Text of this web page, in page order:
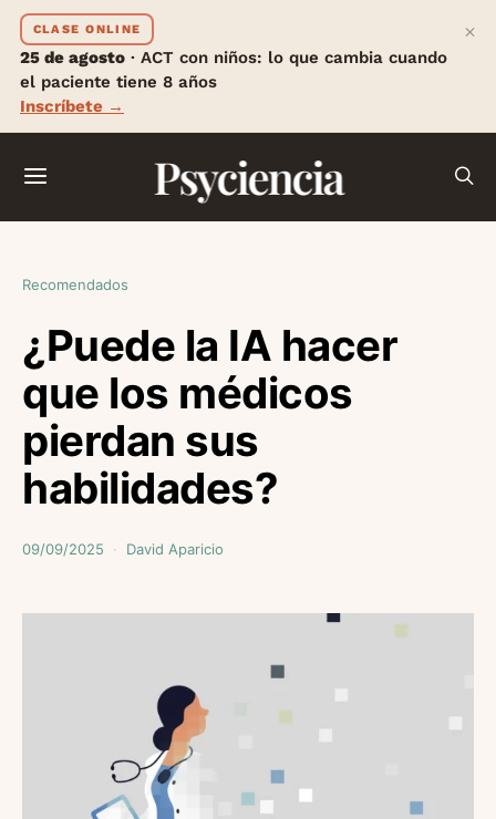
CLASE ONLINE
25 de agosto · ACT con niños: lo que cambia cuando
el paciente tiene 8 años
Inscríbete →
×
Psyciencia
Recomendados
¿Puede la IA hacer
que los médicos
pierdan sus
habilidades?
09/09/2025 David Aparicio